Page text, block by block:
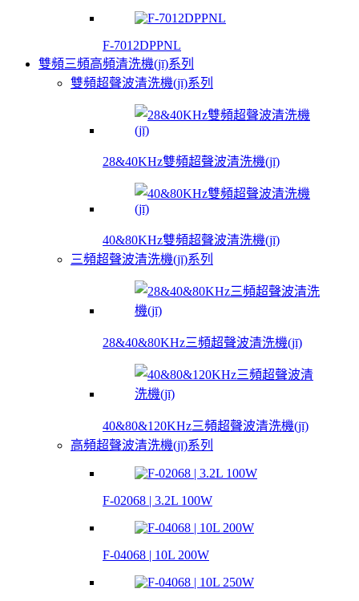
F-7012DPPNL
雙頻三頻高頻清洗機(jī)系列
雙頻超聲波清洗機(jī)系列
28&40KHz雙頻超聲波清洗機(jī)
40&80KHz雙頻超聲波清洗機(jī)
三頻超聲波清洗機(jī)系列
28&40&80KHz三頻超聲波清洗機(jī)
40&80&120KHz三頻超聲波清洗機(jī)
高頻超聲波清洗機(jī)系列
F-02068 | 3.2L 100W
F-04068 | 10L 200W